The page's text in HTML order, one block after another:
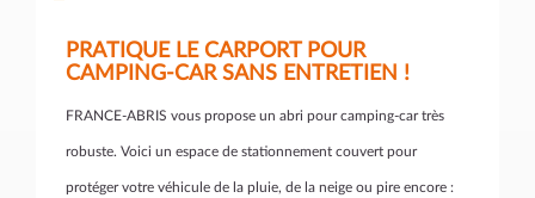
PRATIQUE LE CARPORT POUR
CAMPING-CAR SANS ENTRETIEN !
FRANCE-ABRIS vous propose un abri pour camping-car très
robuste. Voici un espace de stationnement couvert pour
protéger votre véhicule de la pluie, de la neige ou pire encore :